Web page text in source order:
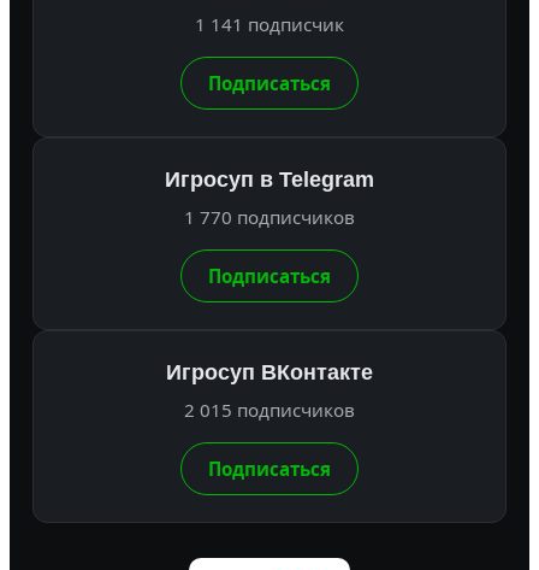
1 141 подписчик
Подписаться
Игросуп в Telegram
1 770 подписчиков
Подписаться
Игросуп ВКонтакте
2 015 подписчиков
Подписаться